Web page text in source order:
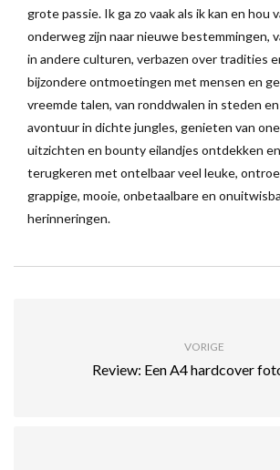
grote passie. Ik ga zo vaak als ik kan en hou
onderweg zijn naar nieuwe bestemmingen,
in andere culturen, verbazen over tradities
bijzondere ontmoetingen met mensen en
vreemde talen, van ronddwalen in steden
avontuur in dichte jungles, genieten van
uitzichten en bounty eilandjes ontdekken
terugkeren met ontelbaar veel leuke,
grappige, mooie, onbetaalbare en
herinneringen.
VORIGE
Review: Een A4 hardcover